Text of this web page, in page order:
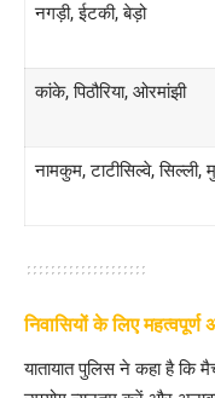
नगड़ी, ईटकी, बेड़ो
कांके, पिठौरिया, ओरमांझी
नामकुम, टाटीसिल्वे, सिल्ली,
निवासियों के लिए महत्वपूर्ण
यातायात पुलिस ने कहा है कि